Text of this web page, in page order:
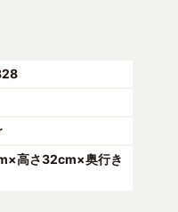
高さ32cm×奥行き